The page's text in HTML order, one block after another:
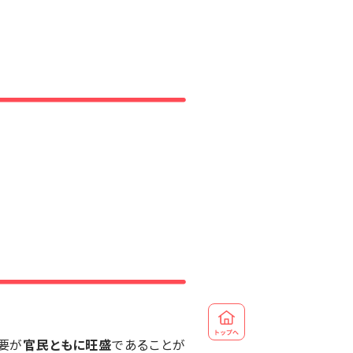
が官民ともに旺盛であることが